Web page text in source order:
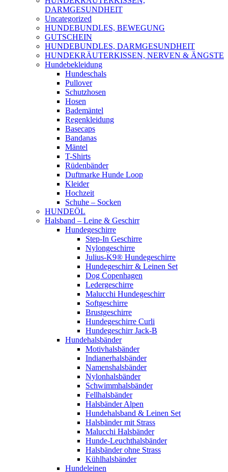
DARMGESUNDHEIT
Uncategorized
HUNDEBUNDLES, BEWEGUNG
GUTSCHEIN
HUNDEBUNDLES, DARMGESUNDHEIT
HUNDEKRÄUTERKISSEN, NERVEN & ÄNGSTE
Hundebekleidung
Hundeschals
Pullover
Schutzhosen
Hosen
Bademäntel
Regenkleidung
Basecaps
Bandanas
Mäntel
T-Shirts
Rüdenbänder
Duftmarke Hunde Loop
Kleider
Hochzeit
Schuhe – Socken
HUNDEÖL
Halsband – Leine & Geschirr
Hundegeschirre
Step-In Geschirre
Nylongeschirre
Julius-K9® Hundegeschirre
Hundegeschirr & Leinen Set
Dog Copenhagen
Ledergeschirre
Malucchi Hundegeschirr
Softgeschirre
Brustgeschirre
Hundegeschirre Curli
Hundegeschirr Jack-B
Hundehalsbänder
Motivhalsbänder
Indianerhalsbänder
Namenshalsbänder
Nylonhalsbänder
Schwimmhalsbänder
Fellhalsbänder
Halsbänder Alpen
Hundehalsband & Leinen Set
Halsbänder mit Strass
Malucchi Halsbänder
Hunde-Leuchthalsbänder
Halsbänder ohne Strass
Kühlhalsbänder
Hundeleinen